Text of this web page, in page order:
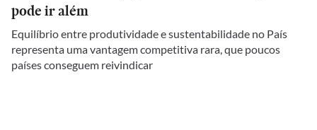
pode ir além
Equilíbrio entre produtividade e sustentabilidade no País
representa uma vantagem competitiva rara, que poucos
países conseguem reivindicar